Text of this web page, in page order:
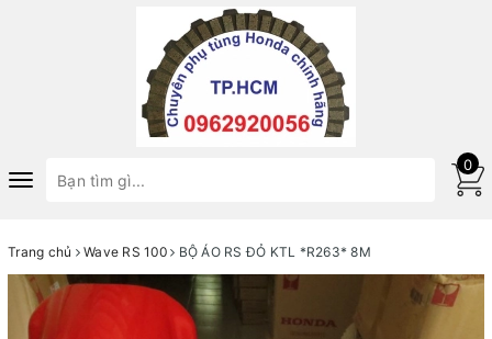
Toggle
0
Trang chủ Wave RS 100 BỘ ÁO RS ĐỎ KTL *R263* 8M